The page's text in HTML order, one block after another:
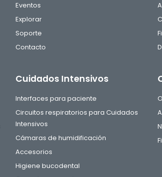
Eventos
Explorar
Soporte
Contacto
Cuidados Intensivos
Interfaces para paciente
Circuitos respiratorios para Cuidados
Intensivos
Cámaras de humidificación
Accesorios
Higiene bucodental